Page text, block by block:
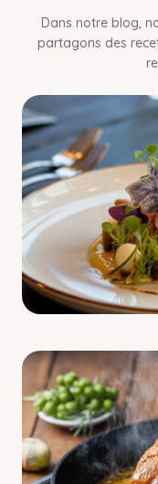
Dans notre blog,
partagons des